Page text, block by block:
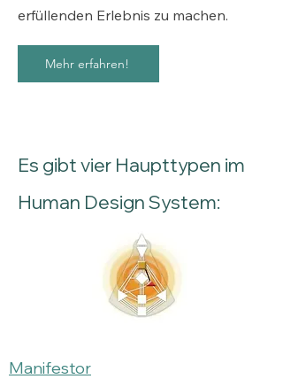
erfüllenden Erlebnis zu machen.
Mehr erfahren!
Es gibt vier Haupttypen im
Human Design System:
Manifestor